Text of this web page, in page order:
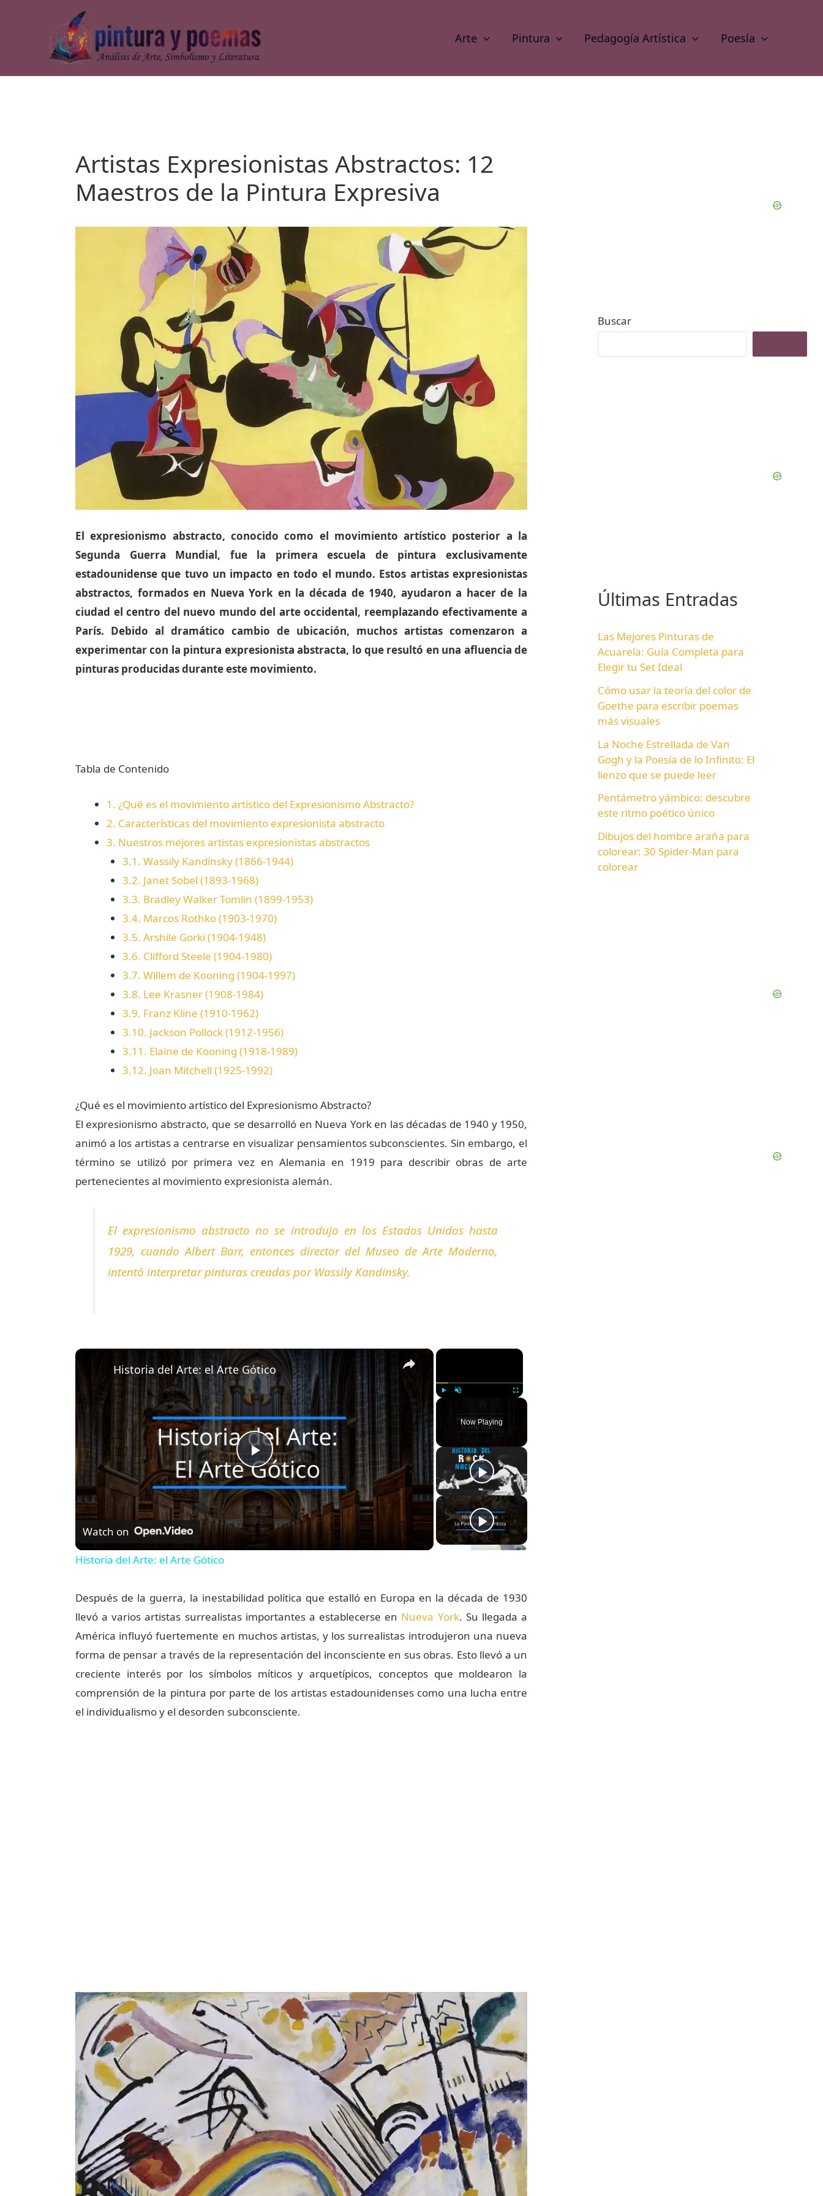
Arte Pintura Pedagogía Artística Poesía
Artistas Expresionistas Abstractos: 12
Maestros de la Pintura Expresiva
El expresionismo abstracto, conocido como el movimiento artístico posterior a la
Segunda Guerra Mundial, fue la primera escuela de pintura exclusivamente
estadounidense que tuvo un impacto en todo el mundo. Estos artistas expresionistas
abstractos, formados en Nueva York en la década de 1940, ayudaron a hacer de la
ciudad el centro del nuevo mundo del arte occidental, reemplazando efectivamente a
París. Debido al dramático cambio de ubicación, muchos artistas comenzaron a
experimentar con la pintura expresionista abstracta, lo que resultó en una afluencia de
pinturas producidas durante este movimiento.
Tabla de Contenido
1. ¿Qué es el movimiento artístico del Expresionismo Abstracto?
2. Características del movimiento expresionista abstracto
3. Nuestros mejores artistas expresionistas abstractos
3.1. Wassily Kandinsky (1866-1944)
3.2. Janet Sobel (1893-1968)
3.3. Bradley Walker Tomlin (1899-1953)
3.4. Marcos Rothko (1903-1970)
3.5. Arshile Gorki (1904-1948)
3.6. Clifford Steele (1904-1980)
3.7. Willem de Kooning (1904-1997)
3.8. Lee Krasner (1908-1984)
3.9. Franz Kline (1910-1962)
3.10. Jackson Pollock (1912-1956)
3.11. Elaine de Kooning (1918-1989)
3.12. Joan Mitchell (1925-1992)
¿Qué es el movimiento artístico del Expresionismo Abstracto?
El expresionismo abstracto, que se desarrolló en Nueva York en las décadas de 1940 y 1950,
animó a los artistas a centrarse en visualizar pensamientos subconscientes. Sin embargo, el
término se utilizó por primera vez en Alemania en 1919 para describir obras de arte
pertenecientes al movimiento expresionista alemán.
El expresionismo abstracto no se introdujo en los Estados Unidos hasta
1929, cuando Albert Barr, entonces director del Museo de Arte Moderno,
intentó interpretar pinturas creadas por Wassily Kandinsky.
×
Fullscreen
Now Playing
×
P
l
a
V
i
d
Historia del Arte: el Arte Gótico
Watch on
Historia del Arte: el Arte Gótico
Después de la guerra, la inestabilidad política que estalló en Europa en la década de 1930
llevó a varios artistas surrealistas importantes a establecerse en Nueva York. Su llegada a
América influyó fuertemente en muchos artistas, y los surrealistas introdujeron una nueva
forma de pensar a través de la representación del inconsciente en sus obras. Esto llevó a un
creciente interés por los símbolos míticos y arquetípicos, conceptos que moldearon la
comprensión de la pintura por parte de los artistas estadounidenses como una lucha entre
el individualismo y el desorden subconsciente.
Buscar
Últimas Entradas
Las Mejores Pinturas de
Acuarela: Guía Completa para
Elegir tu Set Ideal
Cómo usar la teoría del color de
Goethe para escribir poemas
más visuales
La Noche Estrellada de Van
Gogh y la Poesía de lo Infinito: El
lienzo que se puede leer
Pentámetro yámbico: descubre
este ritmo poético único
Dibujos del hombre araña para
colorear: 30 Spider-Man para
colorear